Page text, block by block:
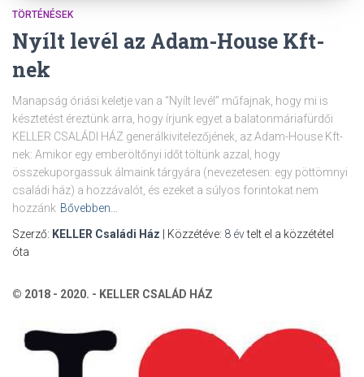
TÖRTÉNÉSEK
Nyílt levél az Adam-House Kft-
nek
Manapság óriási keletje van a “Nyílt levél” műfajnak, hogy mi is
késztetést éreztünk arra, hogy írjunk egyet a balatonmáriafürdői
KELLER CSALÁDI HÁZ generálkivitelezőjének, az Adam-House Kft-
nek: Amikor egy emberöltőnyi időt töltünk azzal, hogy
összekuporgassuk álmaink tárgyára (nevezetesen: egy pöttömnyi
családi ház) a hozzávalót, és ezeket a súlyos forintokat nem
hozzánk Bővebben…
Szerző: KELLER Családi Ház | Közzétéve: 8 évtelt el a közzététel
óta
© 2018 - 2020. - KELLER CSALÁD HÁZ